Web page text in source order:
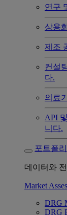
연구
상용
제조
컨설
다.
의료
API
니다.
포트폴
데이터와
Market
DRG
DRG